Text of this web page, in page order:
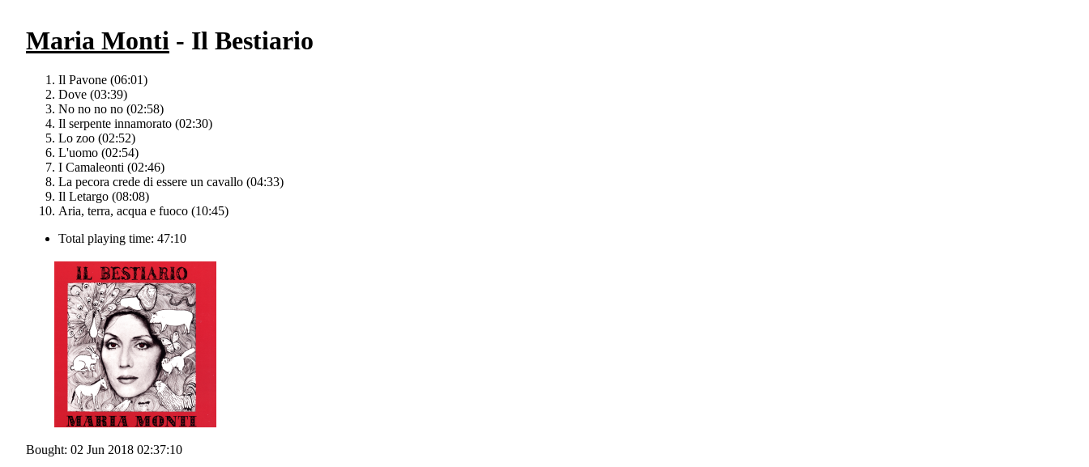
Maria Monti - Il Bestiario
Il Pavone (06:01)
Dove (03:39)
No no no no (02:58)
Il serpente innamorato (02:30)
Lo zoo (02:52)
L'uomo (02:54)
I Camaleonti (02:46)
La pecora crede di essere un cavallo (04:33)
Il Letargo (08:08)
Aria, terra, acqua e fuoco (10:45)
Total playing time: 47:10
Bought: 02 Jun 2018 02:37:10